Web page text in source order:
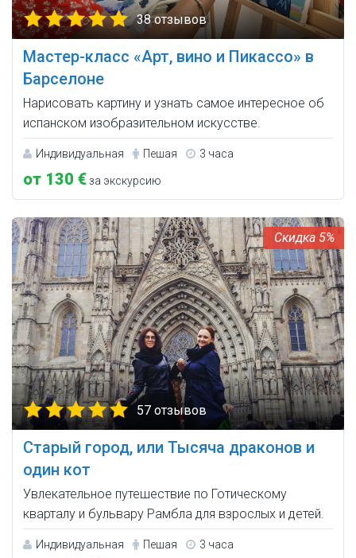
38 отзывов
Мастер-класс «Арт, вино и Пикассо» в
Барселоне
Нарисовать картину и узнать самое интересное об
испанском изобразительном искусстве.
Индивидуальная Пешая 3 часа
от 130 €за экскурсию
5%
57 отзывов
Старый город, или Тысяча драконов и
один кот
Увлекательное путешествие по Готическому
кварталу и бульвару Рамбла для взрослых и детей.
Индивидуальная Пешая 3 часа